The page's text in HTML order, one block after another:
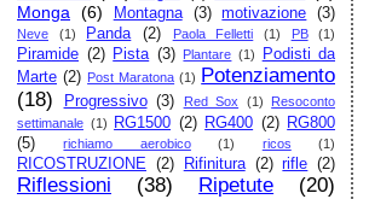
Monga
(6) Montagna (3) motivazione (3)
Neve (1) Panda (2) Paola Felletti (1) PB (1)
Piramide (2) Pista (3) Plantare (1)
Podisti da
Marte (2) Post Maratona (1) Potenziamento
(18)
Progressivo (3) Red Sox (1)
Resoconto
settimanale (1) RG1500 (2) RG400 (2) RG800
(5)
richiamo aerobico (1) ricos (1)
RICOSTRUZIONE (2) Rifinitura (2) rifle (2)
Riflessioni (38) Ripetute (20)